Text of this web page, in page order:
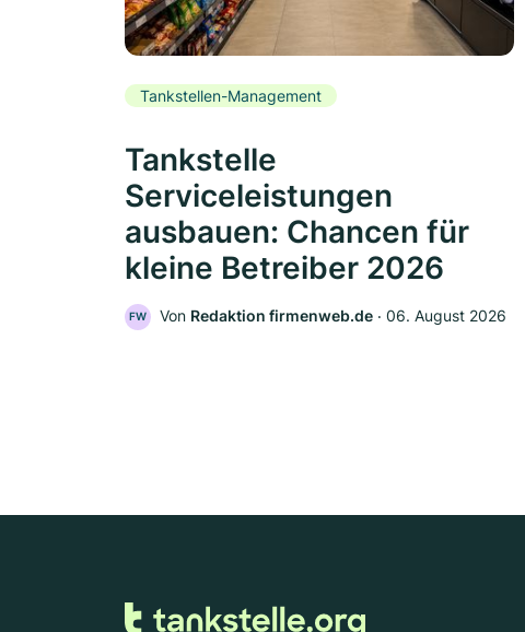
Tankstellen-Management
Tankstelle
Serviceleistungen
ausbauen: Chancen für
kleine Betreiber 2026
FW Von Redaktion firmenweb.de ‧ 06. August 2026